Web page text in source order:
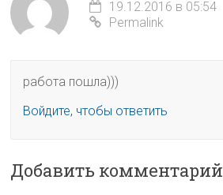
19.12.2016 в 05:54
Permalink
работа пошла)))
Войдите, чтобы ответить
Добавить комментарий